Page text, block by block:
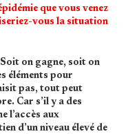
que vous venez
vous la situation
on gagne, soit on
éléments pour
pas, tout peut
Car s’il y a des
l’accès aux
d’un niveau élevé de